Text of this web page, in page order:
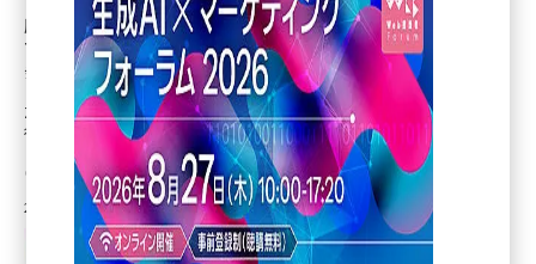
ai (2807)
youtube (2434)
note (2312)
セミナー (2307)
z世代 (1622)
meo (1275)
服装の個別アイテムの特徴に注目して曖昧な
ファッション表現をAIが自動解釈する技術開
発
ZOZO研究所と早大大学院の研究グループ、着る服や購入アイテムの選択・
行動の支援に期待
山川 健（Web担 編集部）
2023年8月9日 7:00